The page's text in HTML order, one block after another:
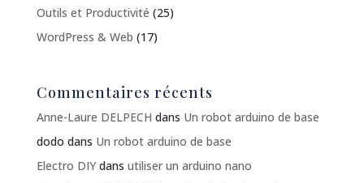
Outils et Productivité (25)
WordPress & Web (17)
Commentaires récents
Anne-Laure DELPECH dans Un robot arduino de base
dodo dans Un robot arduino de base
Electro DIYdans utiliser un arduino nano